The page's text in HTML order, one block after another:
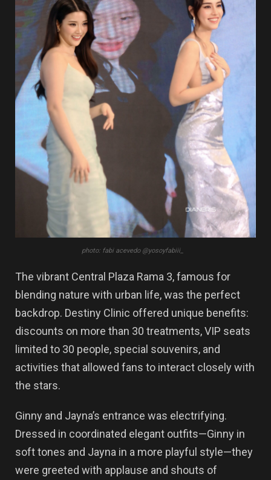
photo: fabi acevedo @yosoyfabiii_
The vibrant Central Plaza Rama 3, famous for
blending nature with urban life, was the perfect
backdrop. Destiny Clinic offered unique benefits:
discounts on more than 30 treatments, VIP seats
limited to 30 people, special souvenirs, and
activities that allowed fans to interact closely with
the stars.
Ginny and Jayna’s entrance was electrifying.
Dressed in coordinated elegant outfits—Ginny in
soft tones and Jayna in a more playful style—they
were greeted with applause and shouts of